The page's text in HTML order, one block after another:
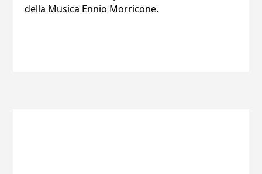
della Musica Ennio Morricone.